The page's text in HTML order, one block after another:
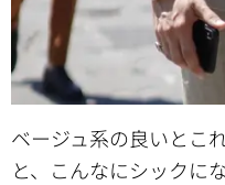
ベージュ系の良いとこ
と、こんなにシックに